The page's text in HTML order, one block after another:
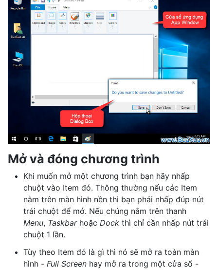
Mở và đóng chương trình
Khi muốn mở một chương trình bạn hãy nhấp
chuột vào Item đó. Thông thường nếu các Item
nằm trên màn hình nền thì bạn phải nhấp đúp nút
trái chuột để mở. Nếu chúng nằm trên thanh
Menu, Taskbarhoặc Dock thì chỉ cần nhấp nút trái
chuột 1 lần.
Tùy theo Item đó là gì thì nó sẽ mở ra toàn màn
hình - Full Screen hay mở ra trong một cửa sổ -